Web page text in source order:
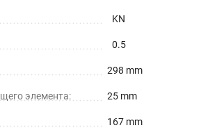
KN
0.5
298 mm
элемента: 25 mm
167 mm